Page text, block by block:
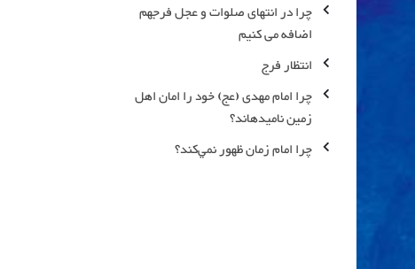
چرا در انتهای صلوات و عجل فرجهم
اضافه می کنیم
انتظار فرج
چرا امام مهدی (عج) خود را امان اهل
زمین نامیده‎اند؟
چرا امام زمان ظهور نمي‌كند؟